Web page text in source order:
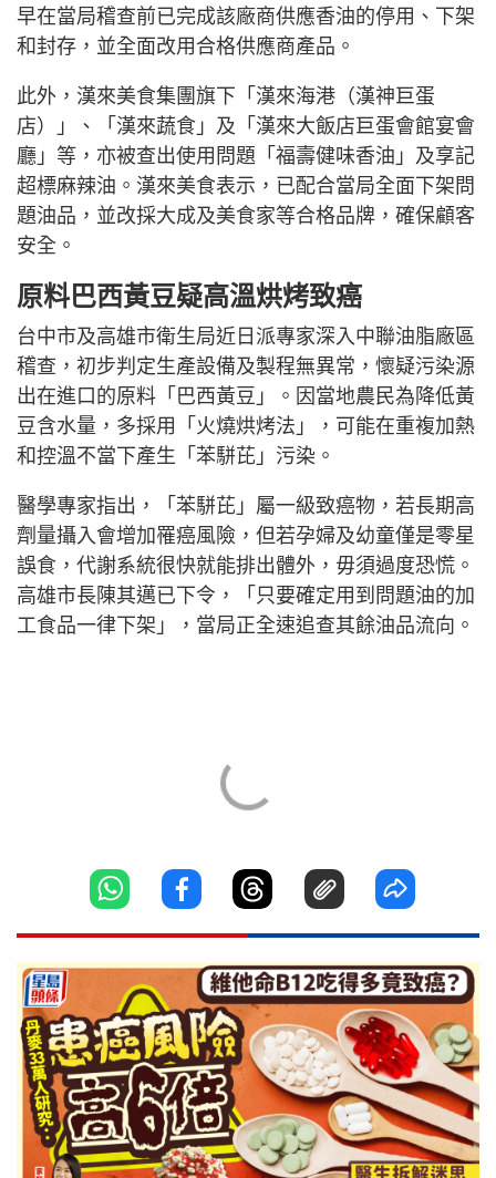
早在當局稽查前已完成該廠商供應香油的停用、下架
和封存，並全面改用合格供應商產品。
此外，漢來美食集團旗下「漢來海港（漢神巨蛋
店）」、「漢來蔬食」及「漢來大飯店巨蛋會館宴會
廳」等，亦被查出使用問題「福壽健味香油」及享記
超標麻辣油。漢來美食表示，已配合當局全面下架問
題油品，並改採大成及美食家等合格品牌，確保顧客
安全。
原料巴西黃豆疑高溫烘烤致癌
台中市及高雄市衛生局近日派專家深入中聯油脂廠區
稽查，初步判定生產設備及製程無異常，懷疑污染源
出在進口的原料「巴西黃豆」。因當地農民為降低黃
豆含水量，多採用「火燒烘烤法」，可能在重複加熱
和控溫不當下產生「苯駢芘」污染。
醫學專家指出，「苯駢芘」屬一級致癌物，若長期高
劑量攝入會增加罹癌風險，但若孕婦及幼童僅是零星
誤食，代謝系統很快就能排出體外，毋須過度恐慌。
高雄市長陳其邁已下令，「只要確定用到問題油的加
工食品一律下架」，當局正全速追查其餘油品流向。